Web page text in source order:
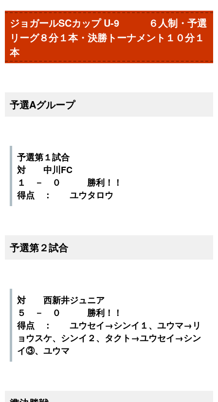
ジョガールSCカップ U-9 ６人制・予選
リーグ８分１本・決勝トーナメント１０分１
本
予選Aグループ
予選第１試合
対 中川FC
１ － ０ 勝利！！
得点 ： ユウタロウ
予選第２試合
対 西新井ジュニア
５ － ０ 勝利！！
得点 ： ユウセイ→シンイ１、ユウマ→リ
ョウスケ、シンイ２、タクト→ユウセイ→シン
イ③、ユウマ